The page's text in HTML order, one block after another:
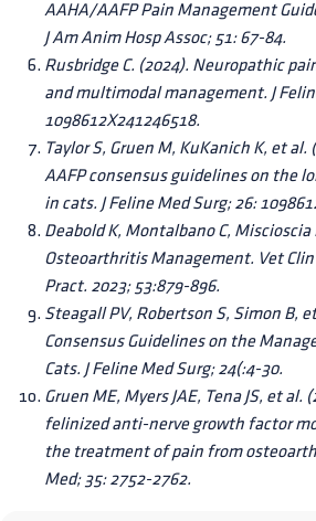
AAHA/AAFP Pain Management
J Am Anim Hosp Assoc; 51: 67-84.
Rusbridge C. (2024). Neuropathic
and multimodal management. J
1098612X241246518.
Taylor S, Gruen M, KuKanich K, et al.
AAFP consensus guidelines on the
in cats. J Feline Med Surg; 26:
Deabold K, Montalbano C, Miscioscia
Osteoarthritis Management. Vet
Pract. 2023; 53:879-896.
Steagall PV, Robertson S, Simon B,
Consensus Guidelines on the
Cats. J Feline Med Surg; 24(:4-30.
Gruen ME, Myers JAE, Tena JS, et al.
felinized anti-nerve growth factor
the treatment of pain from
Med; 35: 2752-2762.